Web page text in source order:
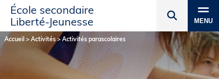
École secondaire
Liberté‑Jeunesse
MENU
Accueil> Activités>Activités parascolaires